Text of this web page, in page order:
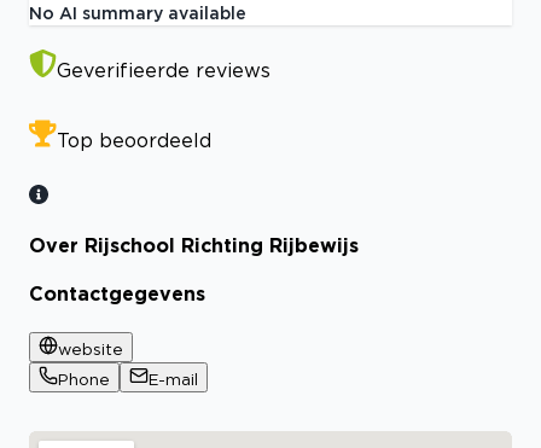
No AI summary available
Geverifieerde reviews
Top beoordeeld
Over Rijschool Richting Rijbewijs
Contactgegevens
website
Phone
E-mail